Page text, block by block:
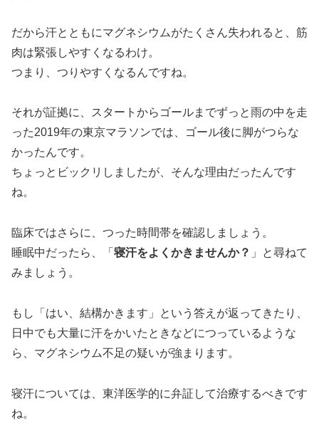
だから汗とともにマグネシウムがたくさん失われると、筋
肉は緊張しやすくなるわけ。
つまり、つりやすくなるんですね。
それが証拠に、スタートからゴールまでずっと雨の中を走
った2019年の東京マラソンでは、ゴール後に脚がつらな
かったんです。
ちょっとビックリしましたが、そんな理由だったんです
ね。
臨床ではさらに、つった時間帯を確認しましょう。
睡眠中だったら、「 寝汗をよくかきませんか？ 」と尋ねて
みましょう。
もし「はい、結構かきます」という答えが返ってきたり、
日中でも大量に汗をかいたときなどにつっているような
ら、マグネシウム不足の疑いが強まります。
寝汗については、東洋医学的に弁証して治療するべきです
ね。